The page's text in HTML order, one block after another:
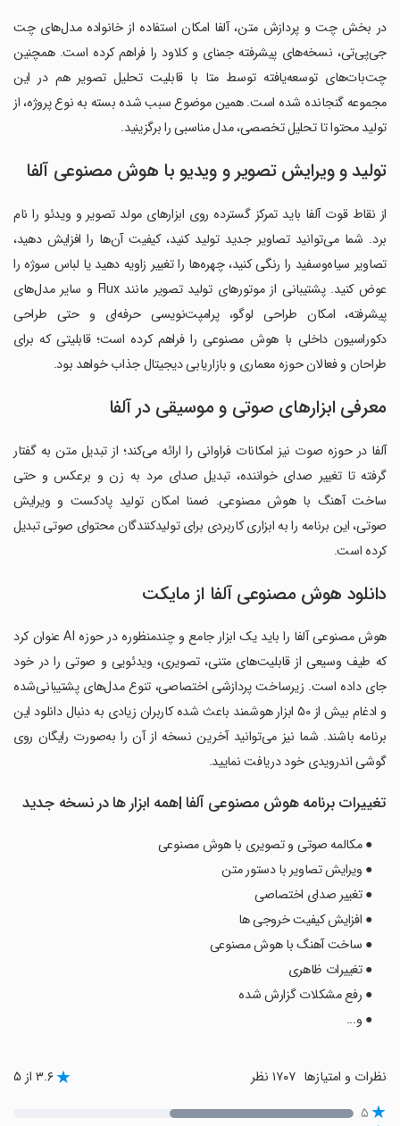
در بخش چت و پردازش متن، آلفا امکان استفاده از خانواده مدل‌های چت
جی‌پی‌تی، نسخه‌های پیشرفته جمنای و کلاود را فراهم کرده است. همچنین
چت‌بات‌های توسعه‌یافته توسط متا با قابلیت تحلیل تصویر هم در این
مجموعه گنجانده شده است. همین موضوع سبب شده بسته به نوع پروژه، از
تولید محتوا تا تحلیل تخصصی، مدل مناسبی را برگزینید.
تولید و ویرایش تصویر و ویدیو با هوش مصنوعی آلفا
از نقاط قوت آلفا باید تمرکز گسترده روی ابزارهای مولد تصویر و ویدئو را نام
برد. شما می‌توانید تصاویر جدید تولید کنید، کیفیت آ‌ن‌ها را افزایش دهید،
تصاویر سیاه‌وسفید را رنگی کنید، چهره‌ها را تغییر زاویه دهید یا لباس سوژه را
عوض کنید. پشتیبانی از موتورهای تولید تصویر مانند Flux و سایر مدل‌های
پیشرفته، امکان طراحی لوگو، پرامپت‌نویسی حرفه‌ای و حتی طراحی
دکوراسیون داخلی با هوش مصنوعی را فراهم کرده است؛ قابلیتی که برای
طراحان و فعالان حوزه معماری و بازاریابی دیجیتال جذاب خواهد بود.
معرفی ابزارهای صوتی و موسیقی در آلفا
آلفا در حوزه صوت نیز امکانات فراوانی را ارائه می‌کند؛ از تبدیل متن به گفتار
گرفته تا تغییر صدای خواننده، تبدیل صدای مرد به زن و برعکس و حتی
ساخت آهنگ با هوش مصنوعی. ضمنا امکان تولید پادکست و ویرایش
صوتی، این برنامه را به ابزاری کاربردی برای تولیدکنندگان محتوای صوتی تبدیل
کرده است.
دانلود هوش مصنوعی آلفا از مایکت
هوش مصنوعی آلفا را باید یک ابزار جامع و چندمنظوره در حوزه AI عنوان کرد
که طیف وسیعی از قابلیت‌های متنی، تصویری، ویدئویی و صوتی را در خود
جای داده است. زیرساخت پردازشی اختصاصی، تنوع مدل‌های پشتیبانی‌شده
و ادغام بیش از ۵۰ ابزار هوشمند باعث شده کاربران زیادی به دنبال دانلود این
برنامه باشند. شما نیز می‌توانید آخرین نسخه از آن را به‌صورت رایگان روی
گوشی اندرویدی خود دریافت نمایید.
تغییرات برنامه ‏‏‏‏هوش مصنوعی آلفا |همه ابزار ها در نسخه جدید
● مکالمه صوتی و تصویری با هوش مصنوعی
● ویرایش تصاویر با دستور متن
● تغییر صدای اختصاصی
● افزایش کیفیت خروجی ها
● ساخت آهنگ با هوش مصنوعی
● تغییرات ظاهری
● رفع مشکلات گزارش شده
● و...
نظرات و امتیازها ۳.۶ از ۵
۵